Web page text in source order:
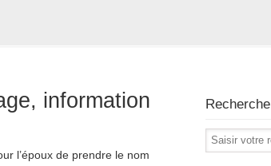
information
l’époux de prendre le nom
Recherche